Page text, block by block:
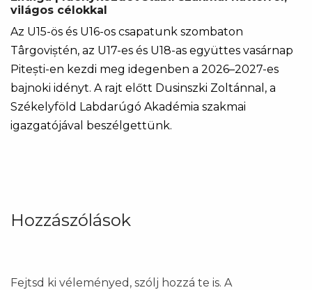
világos célokkal
Az U15-ös és U16-os csapatunk szombaton
Târgoviștén, az U17-es és U18-as együttes vasárnap
Pitești-en kezdi meg idegenben a 2026–2027-es
bajnoki idényt. A rajt előtt Dusinszki Zoltánnal, a
Székelyföld Labdarúgó Akadémia szakmai
igazgatójával beszélgettünk.
Hozzászólások
Fejtsd ki véleményed, szólj hozzá te is. A